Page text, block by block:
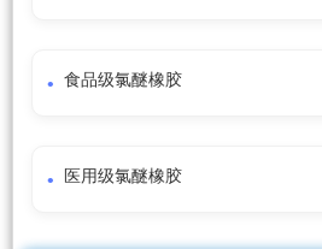
食品级氯醚橡胶
医用级氯醚橡胶